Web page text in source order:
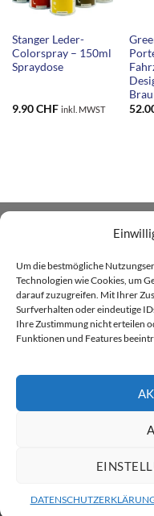
Um die bestmögliche
Technologien wie Cookies, um
darauf zuzugreifen. Mit Ihrer
Surfverhalten oder eindeutige
Ihre Zustimmung nicht erteilen
Funktionen und Features
Stanger Leder-
Colorspray – 150ml
Spraydose
9.90CHF inkl. MWST
Xenial GmbH betreibt
Onlineshop xenial.ch für
Sprayfarben. Wir sind in
ÜBER XENIAL GMBH